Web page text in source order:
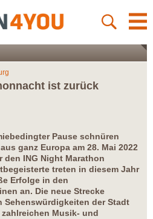
ist zurück
Pause schnüren
ganz Europa am 28. Mai 2022
ING Night Marathon
treten in diesem Jahr
Erfolge in den
an. Die neue Strecke
der Stadt
Musik- und